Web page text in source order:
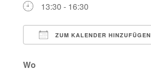
13:30 - 16:30
ZUM KALENDER HINZUFÜGEN
Wo